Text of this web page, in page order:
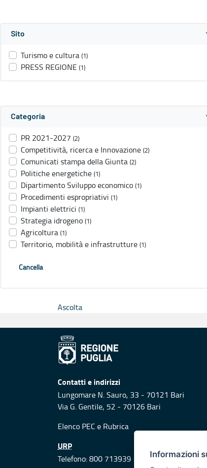
Sito
Turismo e cultura (1)
PRESS REGIONE (1)
Categoria
PR 2021-2027 (2)
Competitività, ricerca e Innovazione (2)
Comunicati stampa della Giunta (2)
Politiche energetiche (1)
Dipartimento Sviluppo economico (1)
Procedimenti espropriativi (1)
Impianti elettrici (1)
Strategia idrogeno (1)
Agricoltura (1)
Territorio, mobilità e infrastrutture (1)
Cancella
Ascolta
Contatti e indirizzi
Lungomare N. Sauro, 33 - 70121 Bari
Via G. Gentile, 52 - 70126 Bari
Elenco PEC e Rubrica
URP
Telefono: 800 713939
Informazioni